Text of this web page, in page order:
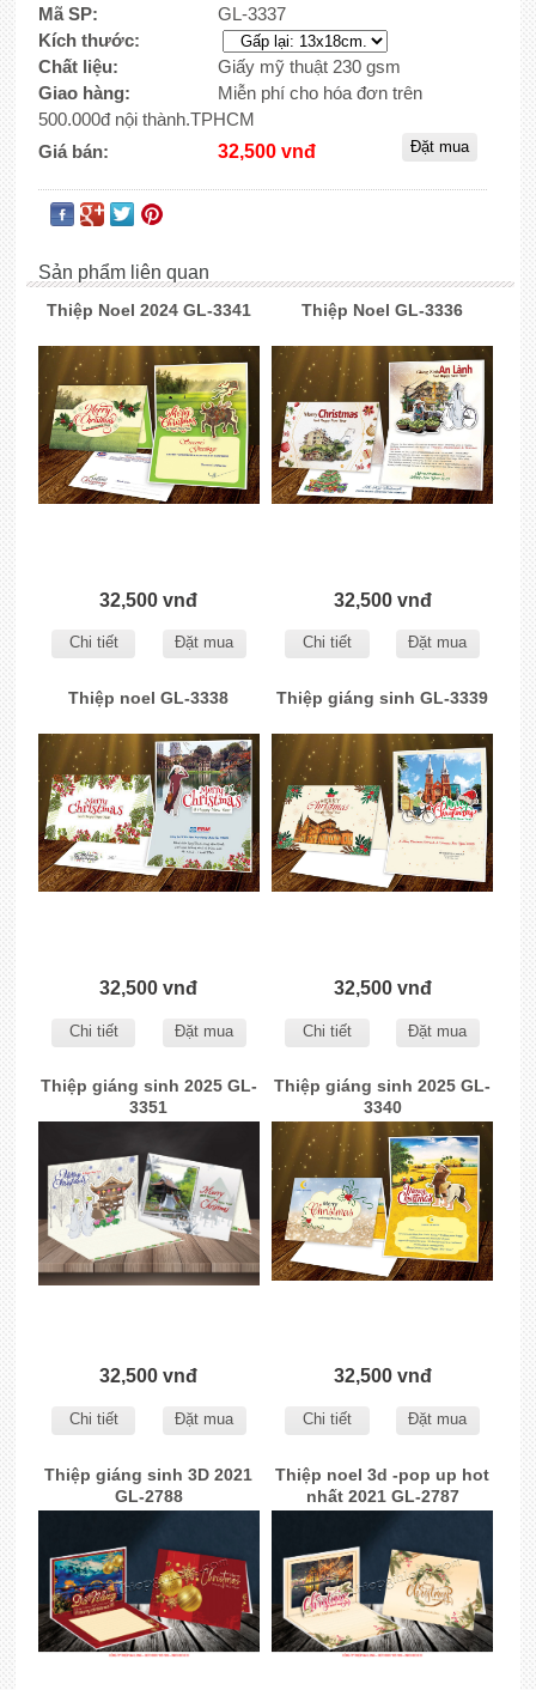
Mã SP:
GL-3337
Kích thước:
Chất liệu:
Giấy mỹ thuật 230 gsm
Giao hàng:
Miễn phí cho hóa đơn trên
500.000đ nội thành.TPHCM
Giá bán:
32,500 vnđ
Sản phẩm liên quan
Thiệp Noel 2024 GL-3341
32,500 vnđ
Chi tiết Đặt mua
Thiệp Noel GL-3336
32,500 vnđ
Chi tiết Đặt mua
Thiệp noel GL-3338
32,500 vnđ
Chi tiết Đặt mua
Thiệp giáng sinh GL-3339
32,500 vnđ
Chi tiết Đặt mua
Thiệp giáng sinh 2025 GL-
3351
32,500 vnđ
Chi tiết Đặt mua
Thiệp giáng sinh 2025 GL-
3340
32,500 vnđ
Chi tiết Đặt mua
Thiệp giáng sinh 3D 2021
GL-2788
Thiệp noel 3d -pop up hot
nhất 2021 GL-2787